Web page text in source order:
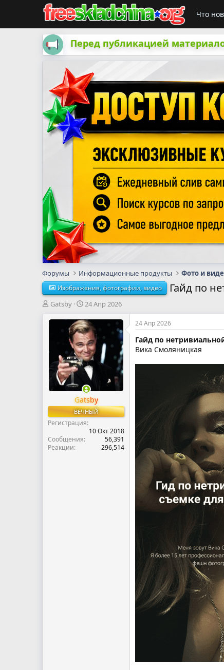
Что
Перед публикацией
Форумы Информационные продукты Фото и
Изображения, фотографии, видео Гайд по
А
т
м
ы
Gatsby
Д
т
а
н
а
ч
а
л
а
24 Апр 2026
Gatsby
ВЕЧНЫЙ
Регистрация
10 Окт 2018
Сообщения
56,391
Реакции
296,514
24 Апр 2026
Гайд по
Вика Смоляницкая